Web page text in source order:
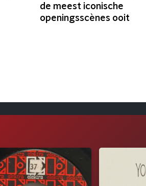
de meest iconische
openingsscènes ooit